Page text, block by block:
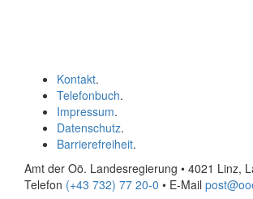
Kontakt.
Telefonbuch.
Impressum.
Datenschutz.
Barrierefreiheit.
Amt der Oö. Landesregierung • 4021 Linz,
Telefon (+43 732) 77 20-0 • E-Mail